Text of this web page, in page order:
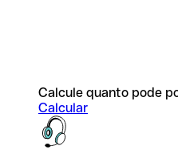
Calcule quanto pode
Calcular